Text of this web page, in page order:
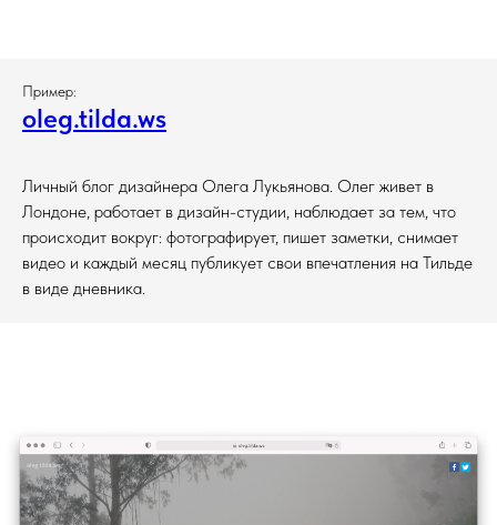
Пример:
oleg.tilda.ws
Личный блог дизайнера Олега Лукьянова. Олег живет в
Лондоне, работает в дизайн-студии, наблюдает за тем, что
происходит вокруг: фотографирует, пишет заметки, снимает
видео и каждый месяц публикует свои впечатления на Тильде
в виде дневника.